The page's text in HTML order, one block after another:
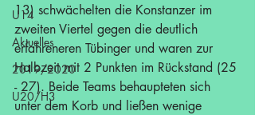
U14
Aktuelles
2019/2020
U20/H3
13) schwächelten die Konstanzer im
zweiten Viertel gegen die deutlich
erfahreneren Tübinger und waren zur
Halbzeit mit 2 Punkten im Rückstand (25
- 27). Beide Teams behaupteten sich
unter dem Korb und ließen wenige